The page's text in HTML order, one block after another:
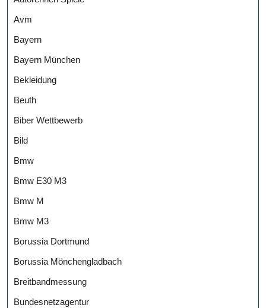
Avm
Bayern
Bayern München
Bekleidung
Beuth
Biber Wettbewerb
Bild
Bmw
Bmw E30 M3
Bmw M
Bmw M3
Borussia Dortmund
Borussia Mönchengladbach
Breitbandmessung
Bundesnetzagentur